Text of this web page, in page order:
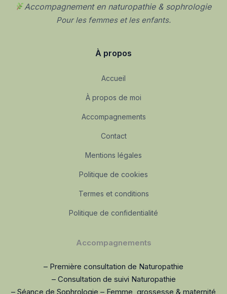
Accompagnement en naturopathie & sophrologie
Pour les femmes et les enfants.
À propos
Accueil
À propos de moi
Accompagnements
Contact
Mentions légales
Politique de cookies
Termes et conditions
Politique de confidentialité
Accompagnements
– Première consultation de Naturopathie
– Consultation de suivi Naturopathie
– Séance de Sophrologie – Femme, grossesse & maternité